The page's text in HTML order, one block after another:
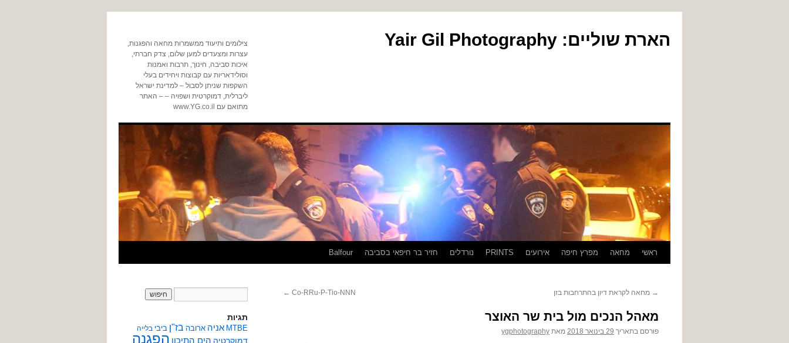
הארת שוליים: Yair Gil Photography
צילומים ותיעוד ממשמרות מחאה והפגנות,
עצרות ומצעדים למען שלום, צדק חברתי,
איכות סביבה, חינוך, תרבות ואמנות
וסולידאריות עם קבוצות ויחידים בעלי
השקפות שניתן לסבול – למדינת ישראל
ליברלית, דמוקרטית ושפויה – – האתר
מתואם עם www.YG.co.il
לדלגראשי מחאה מפרץ חיפה אירועים PRINTS נורדלים חזיר בר חיפאי בסביבה Balfour
→ מחאה לקראת דיון בהתרחבות בזן Co-RRu-P-Tio-NNN
←
מאהל הנכים מול בית שר האוצר
פורסם בתאריך 29 בינואר 2018 מאת ygphotography
תגיות
MTBE אניה ארובה בז"ן ביבי בלייה
דמוקרטיה הים התיכון הפגנה